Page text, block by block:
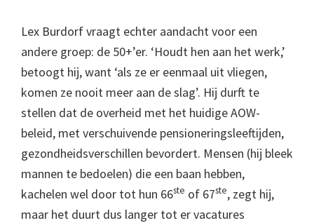
Lex Burdorf vraagt echter aandacht voor een
andere groep: de 50+’er. ‘Houdt hen aan het werk,’
betoogt hij, want ‘als ze er eenmaal uit vliegen,
komen ze nooit meer aan de slag’. Hij durft te
stellen dat de overheid met het huidige AOW-
beleid, met verschuivende pensioneringsleeftijden,
gezondheidsverschillen bevordert. Mensen (hij bleek
mannen te bedoelen) die een baan hebben,
kachelen wel door tot hun 66ste of 67ste, zegt hij,
maar het duurt dus langer tot er vacatures